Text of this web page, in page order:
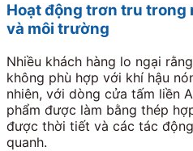
Hoạt động trơn tru trong
và môi trường
Nhiều khách hàng lo ngại
không phù hợp với khí hậu
nhiên, với dòng cửa tấm liền
phẩm được làm bằng thép
được thời tiết và các tác
quanh.